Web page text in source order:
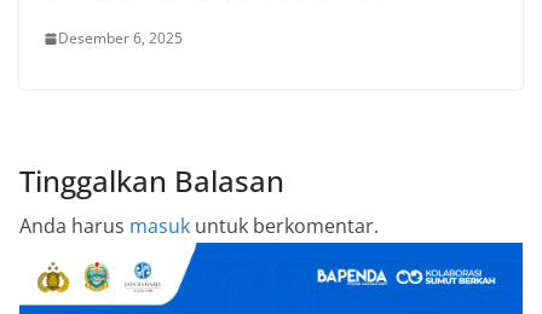
Desember 6, 2025
Tinggalkan Balasan
Anda harus masuk untuk berkomentar.